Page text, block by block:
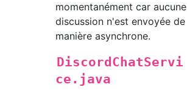
momentanément car aucune
discussion n'est envoyée de
manière asynchrone.
DiscordChatServi
ce.java